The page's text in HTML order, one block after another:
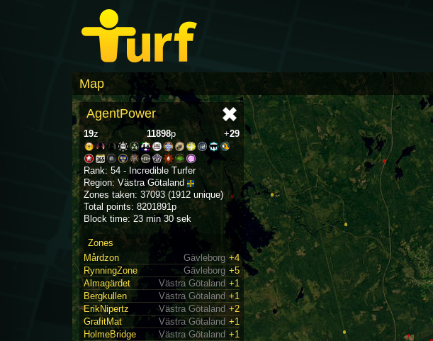
Map
AgentPower
19z 11898p +29
Rank: 54 - Incredible Turfer
Region: Västra Götaland
Zones taken: 37093 (1912 unique)
Total points: 8201891p
Block time: 23 min 30 sek
Zones
Mårdzon
+4
Gävleborg
RynningZone
+5
Gävleborg
Almagärdet
+1
Västra Götaland
Bergkullen
+1
Västra Götaland
ErikNipertz
+2
Västra Götaland
GrafitMat
+1
Västra Götaland
HolmeBridge
+1
Västra Götaland